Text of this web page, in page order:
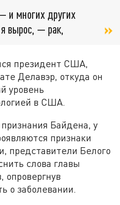
и многих других
вырос, — рак,
президент США,
Делавэр, откуда он
уровень
в США.
Байдена, у
признаки
представители Белого
слова главы
о заболевании.